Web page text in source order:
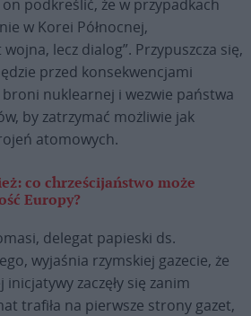
podkreślić, że w przypadkach
w Korei Północnej,
lecz dialog”. Przypuszcza się,
przed konsekwencjami
nuklearnej i wezwie państwa
by zatrzymać możliwie jak
atomowych.
co chrześcijaństwo może
Europy?
delegat papieski ds.
wyjaśnia rzymskiej gazecie, że
zaczęły się zanim
trafiła na pierwsze strony gazet,